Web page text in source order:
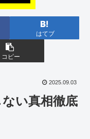
はてブ
コピー
2025.09.03
い真相徹底